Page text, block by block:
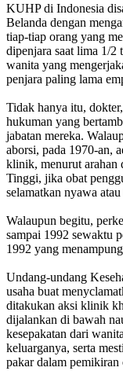
KUHP di Indonesia
Belanda dengan
tiap-tiap orang yang
dipenjara saat lima 1/2
wanita yang
penjara paling lama
Tidak hanya itu,
hukuman yang
jabatan mereka.
aborsi, pada 1970-an,
klinik, menurut arahan
Tinggi, jika obat
selamatkan nyawa
Walaupun begitu,
sampai 1992 sewaktu
1992 yang
Undang-undang
usaha buat
ditakukan aksi klinik
dijalankan di bawah
kesepakatan dari
keluarganya, serta
pakar dalam pemikiran